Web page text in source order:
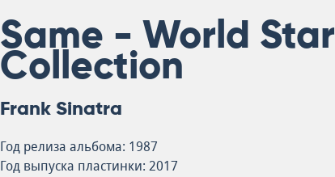
Same - World Star
Collection
Frank Sinatra
Год релиза альбома: 1987
Год выпуска пластинки: 2017